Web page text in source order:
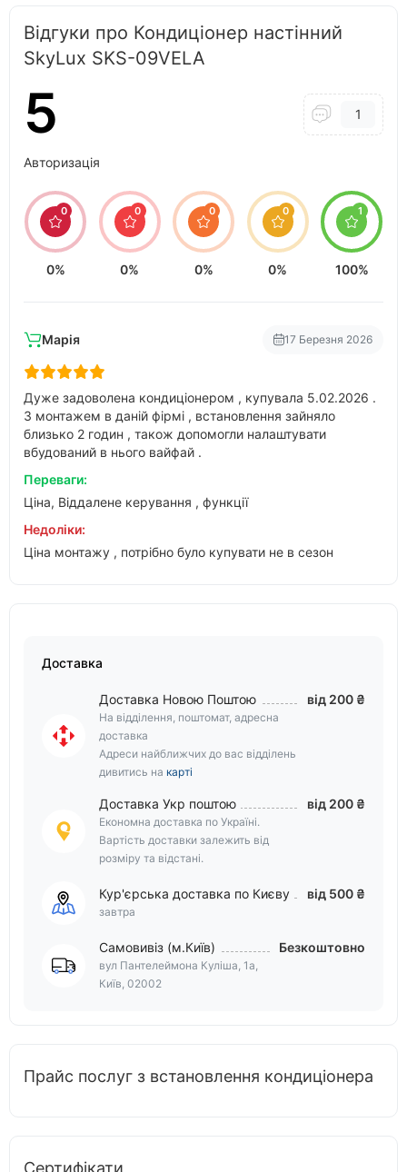
Відгуки про Кондиціонер настінний
SkyLux SKS-09VELA
5 1
Авторизація
0
0%
0
0%
0
0%
0
0%
1
100%
Марія 17 Березня 2026
Дуже задоволена кондиціонером , купувала 5.02.2026 .
З монтажем в даній фірмі , встановлення зайняло
близько 2 годин , також допомогли налаштувати
вбудований в нього вайфай .
Переваги:
Ціна, Віддалене керування , функції
Недоліки:
Ціна монтажу , потрібно було купувати не в сезон
Доставка
Доставка Новою Поштою
На відділення, поштомат, адресна
доставка
Адреси найближчих до вас відділень
дивитись на карті
від 200 ₴
Доставка Укр поштою
Економна доставка по Україні.
Вартість доставки залежить від
розміру та відстані.
від 200 ₴
Кур'єрська доставка по Києву
завтра
від 500 ₴
Самовивіз (м.Київ)
вул Пантелеймона Куліша, 1а,
Київ, 02002
Безкоштовно
Прайс послуг з встановлення кондиціонера
Сертифікати